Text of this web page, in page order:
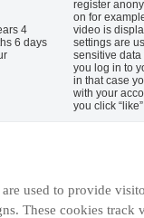
4
6 days
register
on for
video is
settings are
sensitive
you log in to
in that case
with your
you click
used to provide
These cookies track